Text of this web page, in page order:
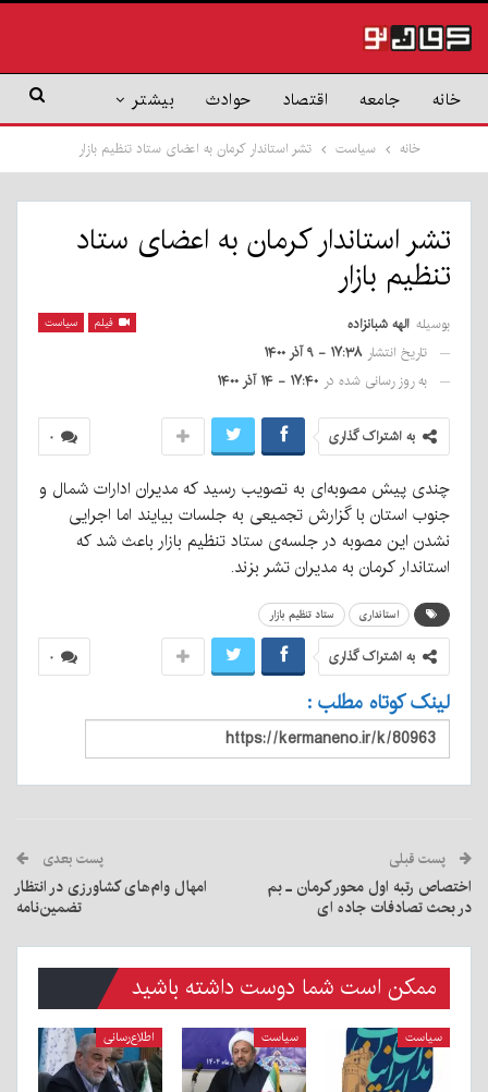
خانه جامعه اقتصاد حوادث بیشتر
خانه سیاست تشر استاندار کرمان به اعضای ستاد تنظیم بازار
تشر استاندار کرمان به اعضای ستاد
تنظیم بازار
فیلم سیاست بوسیله الهه شبانزاده
تاریخ انتشار ۱۷:۳۸ - ۹ آذر ۱۴۰۰
به روز رسانی شده در ۱۷:۴۰ - ۱۴ آذر ۱۴۰۰
۰ به اشتراک گذاری
چندی پیش مصوبه‌ای به تصویب رسید که مدیران ادارات شمال و
جنوب استان با گزارش تجمیعی به جلسات بیایند اما اجرایی
نشدن این مصوبه در جلسه‌ی ستاد تنظیم بازار باعث شد که
استاندار کرمان به مدیران تشر بزند.
استانداری ستاد تنظیم بازار
۰ به اشتراک گذاری
لینک کوتاه مطلب :
پست قبلی
اختصاص رتبه اول محور کرمان ـ بم
در بحث تصادفات جاده ای
پست بعدی
امهال وام‌های کشاورزی در انتظار
تضمین‌نامه
ممکن است شما دوست داشته باشید
سیاست سیاست اطلاع‌رسانی